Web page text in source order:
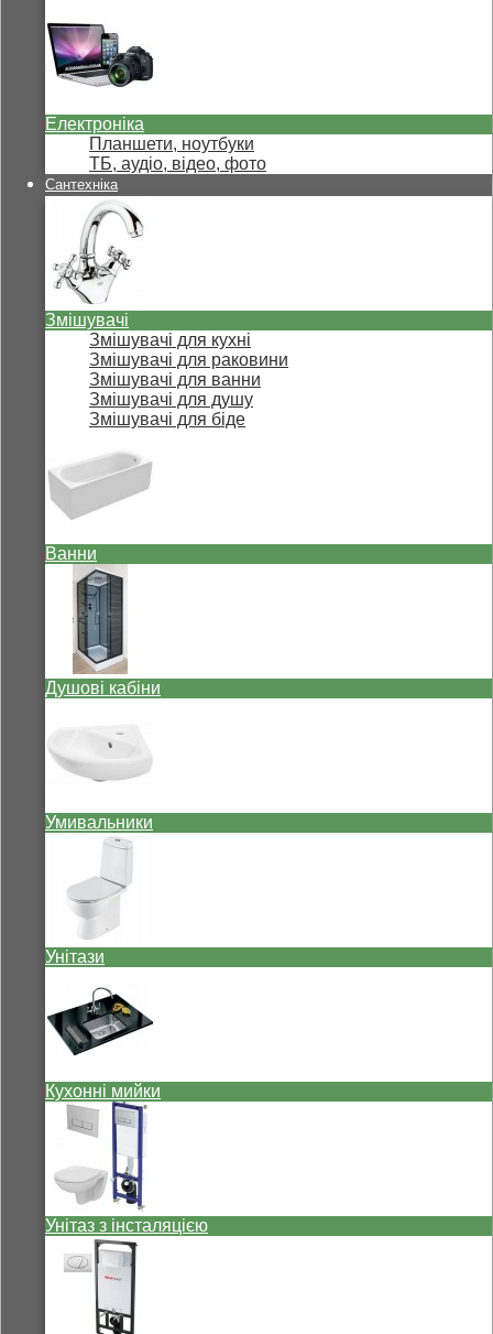
Електроніка
Планшети, ноутбуки
ТБ, аудіо, відео, фото
Сантехніка
Змішувачі
Змішувачі для кухні
Змішувачі для раковини
Змішувачі для ванни
Змішувачі для душу
Змішувачі для біде
Ванни
Душові кабіни
Умивальники
Унітази
Кухонні мийки
Унітаз з інсталяцією